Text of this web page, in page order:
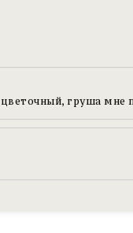
груша мне